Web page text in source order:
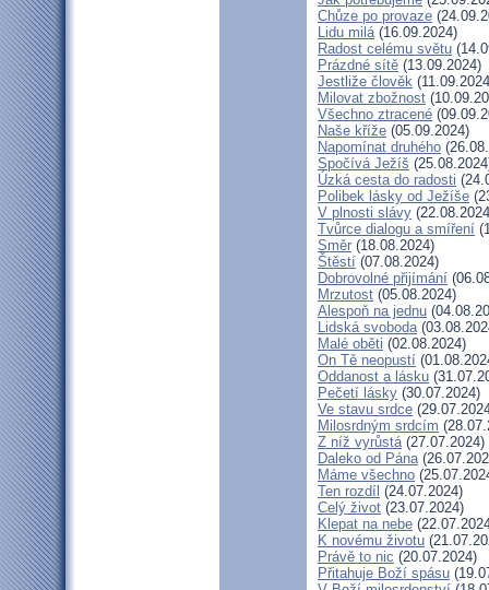
Chůze po provaze
Lidu milá(16.09.2024)
Radost celému světu
Prázdné sítě (13.09.2024)
Jestliže člověk
Milovat zbožnost
Všechno ztracené
Naše kříže (05.09.2024)
Napomínat druhého
Spočívá Ježíš
Úzká cesta do radosti
Polibek lásky od Ježíše
V plnosti slávy
Tvůrce dialogu a smíření
Směr (18.08.2024)
Štěstí (07.08.2024)
Dobrovolné přijímání
Mrzutost (05.08.2024)
Alespoň na jednu
Lidská svoboda
Malé oběti (02.08.2024)
On Tě neopustí
Oddanost a lásku
Pečetí lásky (30.07.2024)
Ve stavu srdce
Milosrdným srdcím
Z níž vyrůstá(27.07.2024)
Daleko od Pána
Máme všechno
Ten rozdíl (24.07.2024)
Celý život (23.07.2024)
Klepat na nebe
K novému životu
Právě to nic (20.07.2024)
Přitahuje Boží spásu